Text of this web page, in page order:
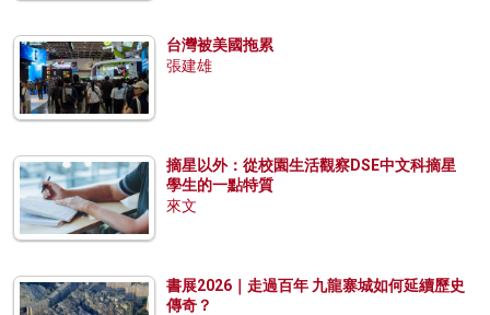
台灣被美國拖累
張建雄
摘星以外：從校園生活觀察DSE中文科摘星
學生的一點特質
來文
書展2026｜走過百年 九龍寨城如何延續歷史
傳奇？